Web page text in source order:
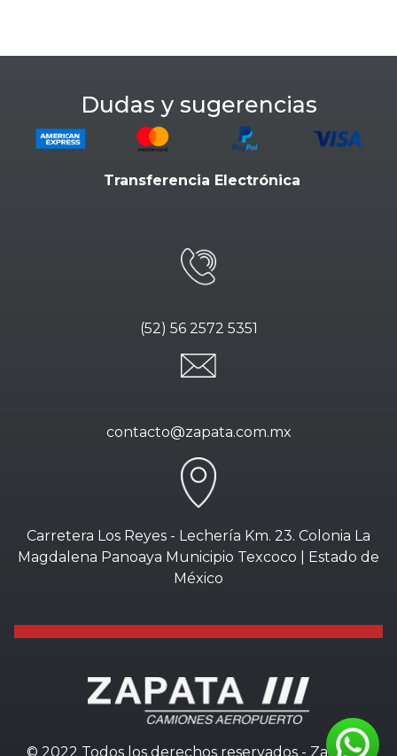
Dudas y sugerencias
Transferencia Electrónica
(52) 56 2572 5351
contacto@zapata.com.mx
Carretera Los Reyes - Lechería Km. 23. Colonia La
Magdalena Panoaya Municipio Texcoco | Estado de
México
© 2022 Todos los derechos reservados - Zapata///